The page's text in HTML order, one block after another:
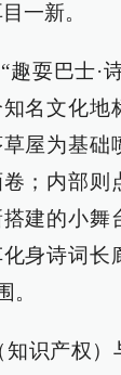
一新。
趣耍巴士·
名文化地
屋为基础
；内部则
建的小舞
身诗词长
。
知识产权）